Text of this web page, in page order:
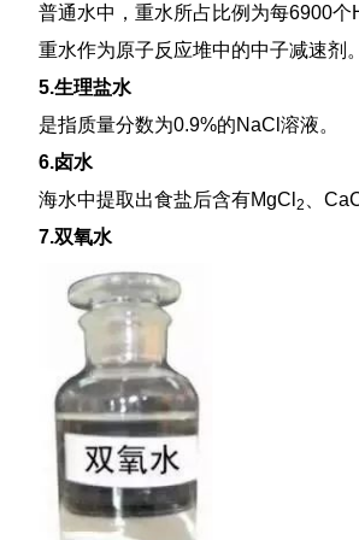
普通水中，重水所占比例为每6900个
重水作为原子反应堆中的中子减速剂。
5.生理盐水
是指质量分数为0.9%的NaCl溶液。
6.卤水
海水中提取出食盐后含有MgCl 2 、
7.双氧水